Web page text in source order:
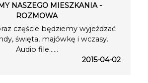
NASZEGO MIESZKANIA -
ROZMOWA
częście będziemy wyjeżdzać
święta, majówkę i wczasy.
Audio file…...
2015-04-02